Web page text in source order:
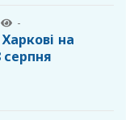
-
на
серпня